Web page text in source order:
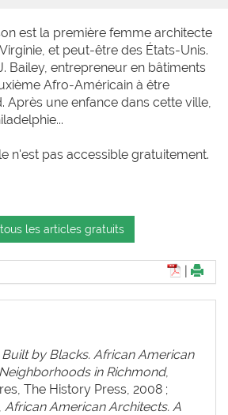
est la première femme architecte
et peut-être des États-Unis.
Bailey, entrepreneur en bâtiments
Afro-Américain à être
Après une enfance dans cette ville,
n'est pas accessible gratuitement.
les articles gratuits
Built by Blacks. African American
in Richmond,
The History Press, 2008 ;
African American Architects. A